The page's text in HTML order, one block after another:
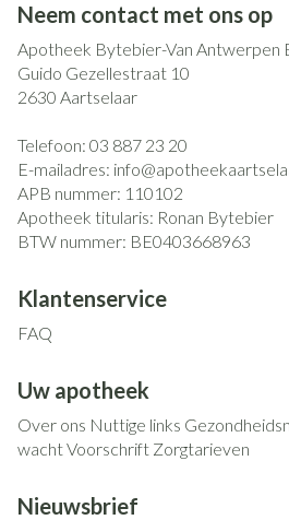
Neem contact met ons op
Apotheek Bytebier-Van Antwerpen
Guido Gezellestraat 10
2630 Aartselaar
Telefoon: 03 887 23 20
E-mailadres: info@
APB nummer: 110102
Apotheek titularis: Ronan Bytebier
BTW nummer: BE0403668963
Klantenservice
FAQ
Uw apotheek
Over ons Nuttige links
wachtVoorschrift Zorgtarieven
Nieuwsbrief